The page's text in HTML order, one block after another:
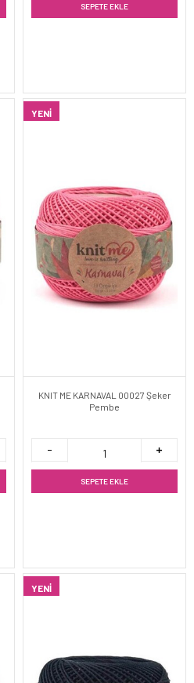
SEPETE EKLE
YENI
KNIT ME KARNAVAL 00027 Şeker
Pembe
SEPETE EKLE
YENI